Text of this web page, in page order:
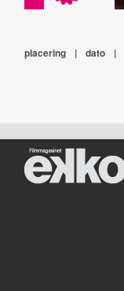
placering | dato |